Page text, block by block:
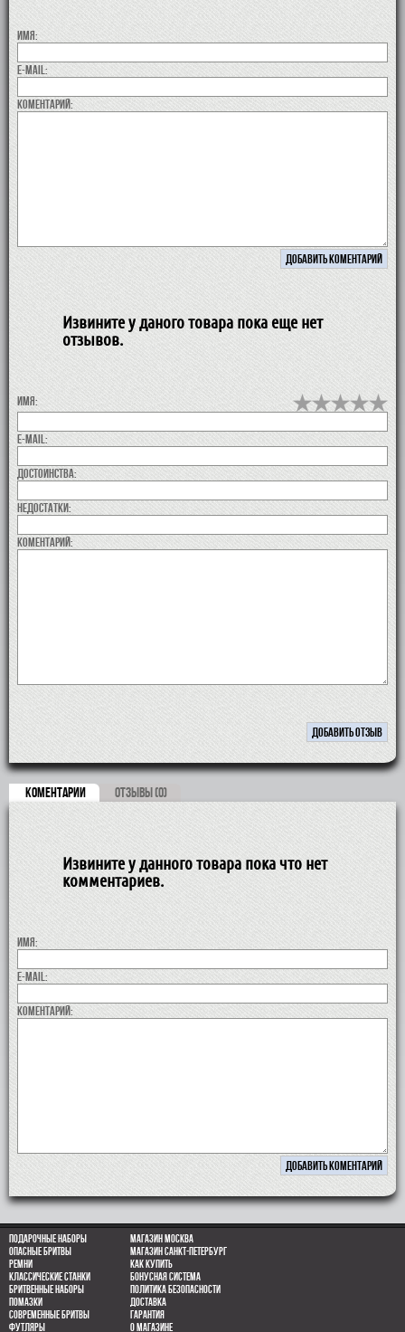
Имя:
E-MAIL:
коментарий:
Извините у даного товара пока еще нет
отзывов.
Имя:
E-MAIL:
Достоинства:
недостатки:
коментарий:
КОМЕНТАРИИ ОТЗЫВЫ (0)
Извините у данного товара пока что нет
комментариев.
Имя:
E-MAIL:
коментарий:
Подарочные наборы
Опасные бритвы
Ремни
Классические станки
Бритвенные наборы
Помазки
Современные бритвы
Футляры
Магазин Москва
Магазин Санкт-Петербург
Как купить
Бонусная система
Политика безопасности
Доставка
Гарантия
О магазине